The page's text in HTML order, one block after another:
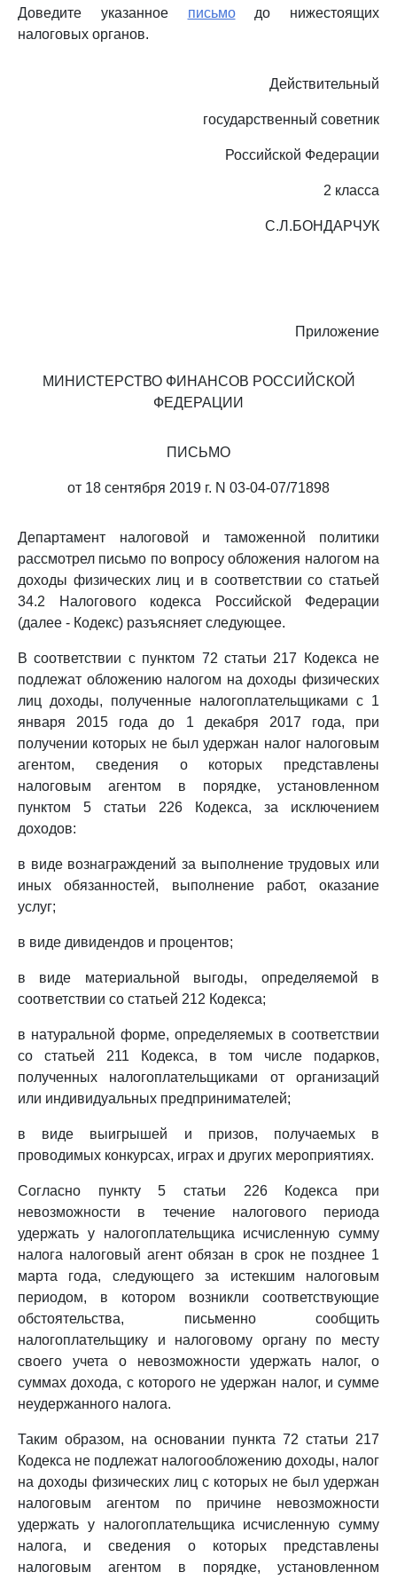
Доведите указанное письмодо нижестоящих
налоговых органов.
Действительный
государственный советник
Российской Федерации
2 класса
С.Л.БОНДАРЧУК
Приложение
МИНИСТЕРСТВО ФИНАНСОВ РОССИЙСКОЙ
ФЕДЕРАЦИИ
ПИСЬМО
от 18 сентября 2019 г. N 03-04-07/71898
Департамент налоговой и таможенной политики
рассмотрел письмо по вопросу обложения налогом на
доходы физических лиц и в соответствии со статьей
34.2 Налогового кодекса Российской Федерации
(далее - Кодекс) разъясняет следующее.
В соответствии с пунктом 72 статьи 217 Кодекса не
подлежат обложению налогом на доходы физических
лиц доходы, полученные налогоплательщиками с 1
января 2015 года до 1 декабря 2017 года, при
получении которых не был удержан налог налоговым
агентом, сведения о которых представлены
налоговым агентом в порядке, установленном
пунктом 5 статьи 226 Кодекса, за исключением
доходов:
в виде вознаграждений за выполнение трудовых или
иных обязанностей, выполнение работ, оказание
услуг;
в виде дивидендов и процентов;
в виде материальной выгоды, определяемой в
соответствии со статьей 212 Кодекса;
в натуральной форме, определяемых в соответствии
со статьей 211 Кодекса, в том числе подарков,
полученных налогоплательщиками от организаций
или индивидуальных предпринимателей;
в виде выигрышей и призов, получаемых в
проводимых конкурсах, играх и других мероприятиях.
Согласно пункту 5 статьи 226 Кодекса при
невозможности в течение налогового периода
удержать у налогоплательщика исчисленную сумму
налога налоговый агент обязан в срок не позднее 1
марта года, следующего за истекшим налоговым
периодом, в котором возникли соответствующие
обстоятельства, письменно сообщить
налогоплательщику и налоговому органу по месту
своего учета о невозможности удержать налог, о
суммах дохода, с которого не удержан налог, и сумме
неудержанного налога.
Таким образом, на основании пункта 72 статьи 217
Кодекса не подлежат налогообложению доходы, налог
на доходы физических лиц с которых не был удержан
налоговым агентом по причине невозможности
удержать у налогоплательщика исчисленную сумму
налога, и сведения о которых представлены
налоговым агентом в порядке, установленном